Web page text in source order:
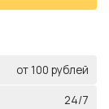
от 100 рублей
24/7